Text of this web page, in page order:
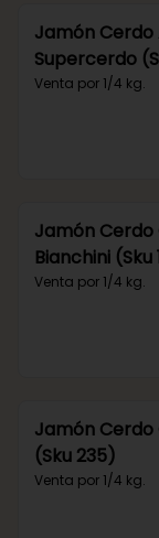
Jamón
Supercerdo
Venta por 1/4 kg.
Jamón Cerdo
Bianchini (Sku
Venta por 1/4 kg.
Jamón Cerdo
(Sku 235)
Venta por 1/4 kg.